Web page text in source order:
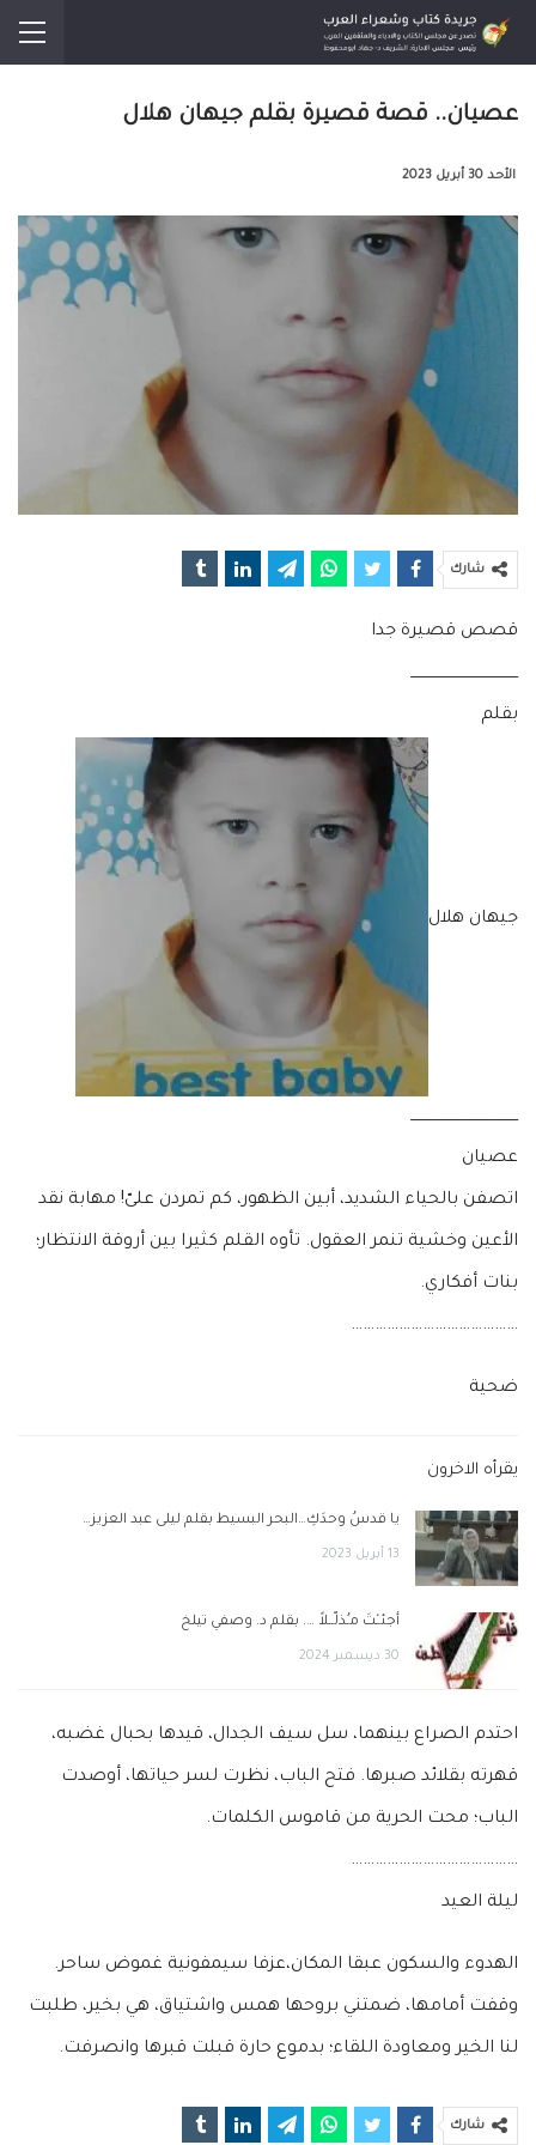
عصيان.. قصة قصيرة بقلم جيهان هلال
الأحد 30 أبريل 2023
شارك
قصص قصيرة جدا
_______________
بقلم
جيهان هلال
_______________
عصيان
اتصفن بالحياء الشديد، أبين الظهور، كم تمردن علىّ! مهابة نقد
الأعين وخشية تنمر العقول. تأوه القلم كثيرا بين أروقة الانتظار؛
بنات أفكاري.
……………………………………
ضحية
يقرأه الاخرون
يا قدسُ وحدَكِ…البحر البسيط بقلم ليلى عبد العزيز…
13 أبريل 2023
أجئــْتَ مـُذلّــلاً …. بقلم د. وصفي تيلخ
30 ديسمبر 2024
احتدم الصراع بينهما، سل سيف الجدال، قيدها بحبال غضبه،
قهرته بقلائد صبرها. فتح الباب، نظرت لسر حياتها، أوصدت
الباب؛ محت الحرية من قاموس الكلمات.
……………………………………
ليلة العيد
الهدوء والسكون عبقا المكان،عزفا سيمفونية غموض ساحر.
وقفت أمامها، ضمتني بروحها همس واشتياق، هي بخير، طلبت
لنا الخير ومعاودة اللقاء؛ بدموع حارة قبلت قبرها وانصرفت.
شارك